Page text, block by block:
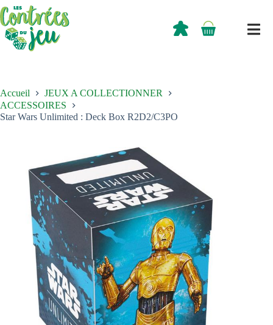
Passer
au
contenu
Panier
0,00
Accueil
JEUX A COLLECTIONNER
ACCESSOIRES
Star Wars Unlimited : Deck Box R2D2/C3PO